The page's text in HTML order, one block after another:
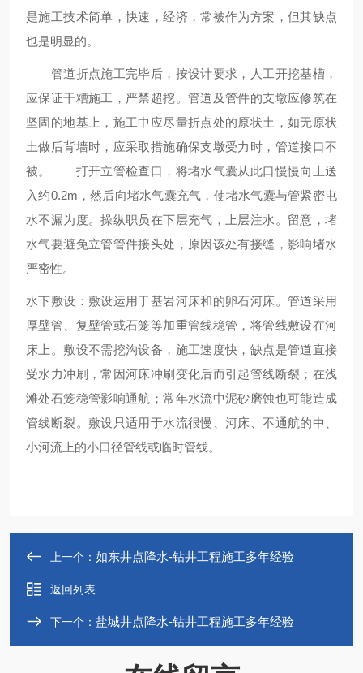
是施工技术简单，快速，经济，常被作为方案，但其缺点
也是明显的。
管道折点施工完毕后，按设计要求，人工开挖基槽，
应保证干糟施工，严禁超挖。管道及管件的支墩应修筑在
坚固的地基上，施工中应尽量折点处的原状土，如无原状
土做后背墙时，应采取措施确保支墩受力时，管道接口不
被。 打开立管检查口，将堵水气囊从此口慢慢向上送
入约0.2m，然后向堵水气囊充气，使堵水气囊与管紧密屯
水不漏为度。操纵职员在下层充气，上层注水。留意，堵
水气要避免立管管件接头处，原因该处有接缝，影响堵水
严密性。
水下敷设：敷设运用于基岩河床和的卵石河床。管道采用
厚壁管、复壁管或石笼等加重管线稳管，将管线敷设在河
床上。敷设不需挖沟设备，施工速度快，缺点是管道直接
受水力冲刷，常因河床冲刷变化后而引起管线断裂；在浅
滩处石笼稳管影响通航；常年水流中泥砂磨蚀也可能造成
管线断裂。敷设只适用于水流很慢、河床、不通航的中、
小河流上的小口径管线或临时管线。
上一个： 如东井点降水-钻井工程施工多年经验
返回列表
下一个： 盐城井点降水-钻井工程施工多年经验